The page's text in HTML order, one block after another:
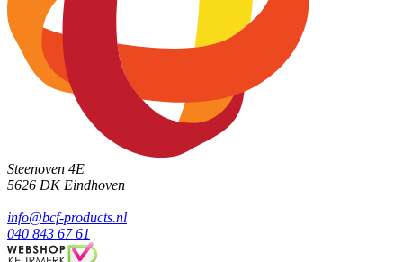
Steenoven 4E
5626 DK Eindhoven
info@bcf-products.nl
040 843 67 61